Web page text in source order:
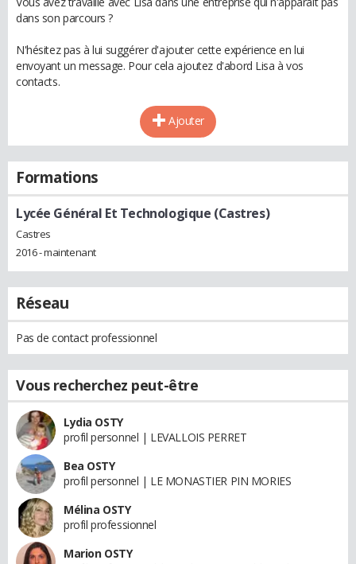
dans son parcours ?
N'hésitez pas à lui suggérer d'ajouter cette expérience en lui
envoyant un message. Pour cela ajoutez d'abord Lisa à vos
contacts.
Ajouter
Formations
Lycée Général Et Technologique (Castres)
Castres
2016 - maintenant
Réseau
Pas de contact professionnel
Vous recherchez peut-être
Lydia OSTY
profil personnel | LEVALLOIS PERRET
Bea OSTY
profil personnel | LE MONASTIER PIN MORIES
Mélina OSTY
profil professionnel
Marion OSTY